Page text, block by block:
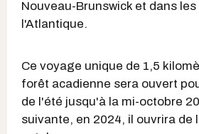
Nouveau-Brunswick et dans
l'Atlantique.
Ce voyage unique de 1,5
forêt acadienne sera ouvert
de l'été jusqu'à la mi-octobre
suivante, en 2024, il ouvrira de